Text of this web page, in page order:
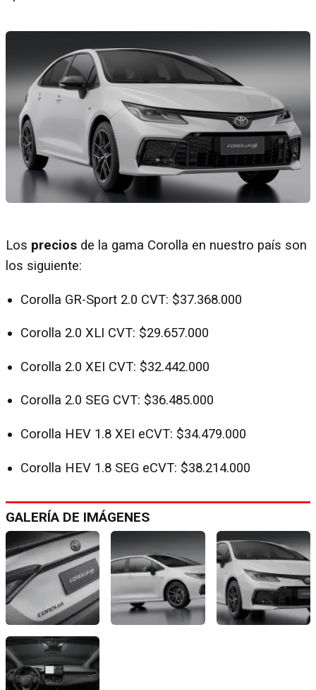
Los precios de la gama Corolla en nuestro país son
los siguiente:
Corolla GR-Sport 2.0 CVT: $37.368.000
Corolla 2.0 XLI CVT: $29.657.000
Corolla 2.0 XEI CVT: $32.442.000
Corolla 2.0 SEG CVT: $36.485.000
Corolla HEV 1.8 XEI eCVT: $34.479.000
Corolla HEV 1.8 SEG eCVT: $38.214.000
GALERÍA DE IMÁGENES